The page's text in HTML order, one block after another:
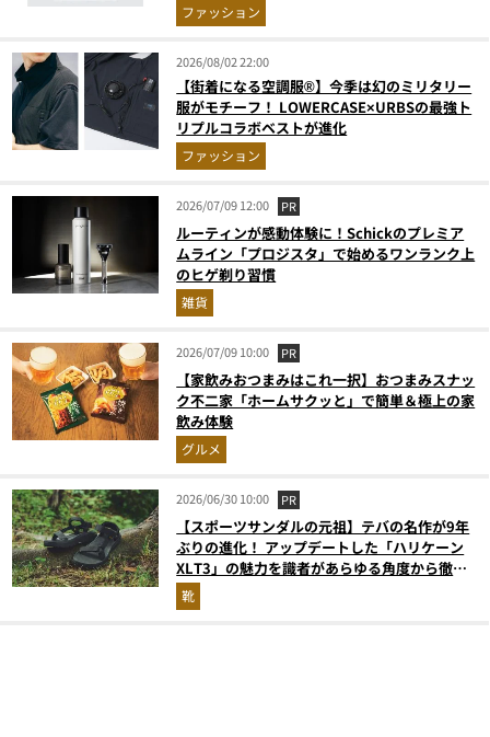
ファッション
2026/08/02 22:00
【街着になる空調服®】今季は幻のミリタリー
服がモチーフ！ LOWERCASE×URBSの最強ト
リプルコラボベストが進化
ファッション
2026/07/09 12:00 PR
ルーティンが感動体験に！Schickのプレミア
ムライン「プロジスタ」で始めるワンランク上
のヒゲ剃り習慣
雑貨
2026/07/09 10:00 PR
【家飲みおつまみはこれ一択】おつまみスナッ
ク不二家「ホームサクッと」で簡単＆極上の家
飲み体験
グルメ
2026/06/30 10:00 PR
【スポーツサンダルの元祖】テバの名作が9年
ぶりの進化！ アップデートした「ハリケーン
XLT3」の魅力を識者があらゆる角度から徹底
解説！
靴